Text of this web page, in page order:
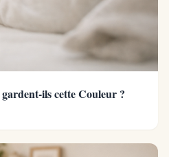
ils cette Couleur ?